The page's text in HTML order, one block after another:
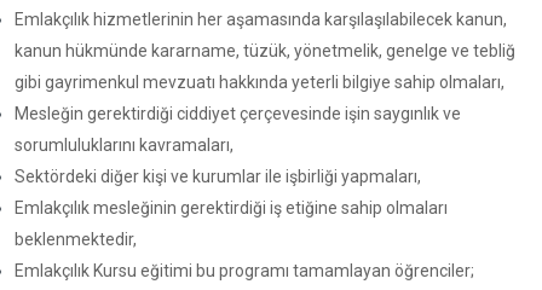
Emlakçılık hizmetlerinin her aşamasında karşılaşılabilecek kanun,
kanun hükmünde kararname, tüzük, yönetmelik, genelge ve tebliğ
gibi gayrimenkul mevzuatı hakkında yeterli bilgiye sahip olmaları,
Mesleğin gerektirdiği ciddiyet çerçevesinde işin saygınlık ve
sorumluluklarını kavramaları,
Sektördeki diğer kişi ve kurumlar ile işbirliği yapmaları,
Emlakçılık mesleğinin gerektirdiği iş etiğine sahip olmaları
beklenmektedir,
Emlakçılık Kursu eğitimi bu programı tamamlayan öğrenciler;